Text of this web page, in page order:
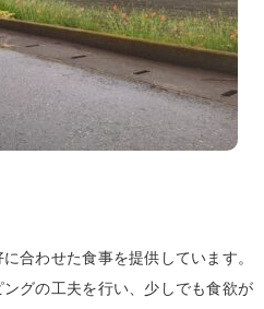
合わせた食事を提供しています。
グの工夫を行い、少しでも食欲が